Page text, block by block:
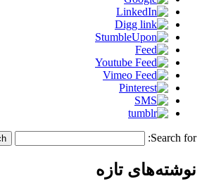
Search for:
نوشته‌های تازه